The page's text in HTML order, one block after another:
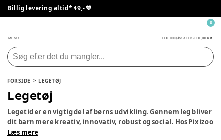
Billig levering altid* 49,- 💙
MENU LOG INDØNSKELISTE0,00 KR.
0
FORSIDE LEGETØJ
Legetøj
Legetid er en vigtig del af børns udvikling. Gennem leg bliver
dit barn mere kreativ, innovativ, robust og social. Hos Pixizoo
har vi samlet det bedste legetøj til både babyer og børn.
Læs mere